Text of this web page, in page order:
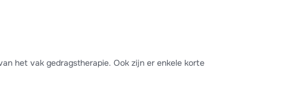
het vak gedragstherapie. Ook zijn er enkele korte